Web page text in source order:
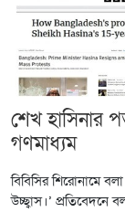
শেখ হাসিনার
গণমাধ্যম
বিবিসির শিরোনামে
উচ্ছ্বাস।’ প্রতিবেদনে